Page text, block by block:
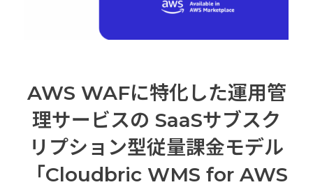
AWS WAFに特化した運用管
理サービスの SaaSサブスク
リプション型従量課金モデル
「Cloudbric WMS for AWS